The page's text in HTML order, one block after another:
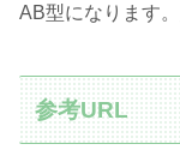
AB型になります
参考URL